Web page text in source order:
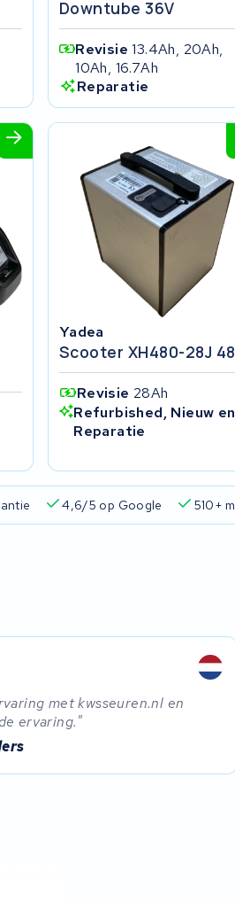
Downtube 36V
Revisie13.4Ah, 20Ah,
10Ah, 16.7Ah
Reparatie
Yadea
Scooter XH480-28J
Revisie 28Ah
Refurbished, Nieuw en
Reparatie
4,6/5 op Google 510+
met kwsseuren.nl en
ervaring.